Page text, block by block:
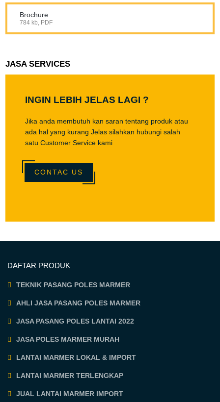
Brochure
784 kb, PDF
JASA SERVICES
INGIN LEBIH JELAS LAGI ?
Jika anda membutuh kan saran tentang produk atau
ada hal yang kurang Jelas silahkan hubungi salah
satu Customer Service kami
CONTAC US
DAFTAR PRODUK
TEKNIK PASANG POLES MARMER
AHLI JASA PASANG POLES MARMER
JASA PASANG POLES LANTAI 2022
JASA POLES MARMER MURAH
LANTAI MARMER LOKAL & IMPORT
LANTAI MARMER TERLENGKAP
JUAL LANTAI MARMER IMPORT